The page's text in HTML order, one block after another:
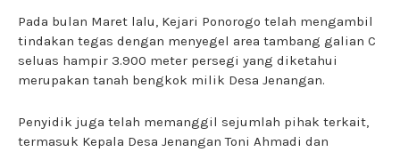
Pada bulan Maret lalu, Kejari Ponorogo telah mengambil
tindakan tegas dengan menyegel area tambang galian C
seluas hampir 3.900 meter persegi yang diketahui
merupakan tanah bengkok milik Desa Jenangan.
Penyidik juga telah memanggil sejumlah pihak terkait,
termasuk Kepala Desa Jenangan Toni Ahmadi dan